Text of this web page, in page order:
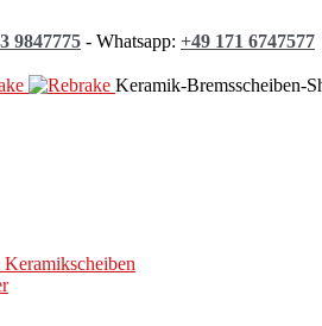
9847775 - Whatsapp: +49 171 6747577
Keramik-Bremsscheiben-
Keramikscheiben